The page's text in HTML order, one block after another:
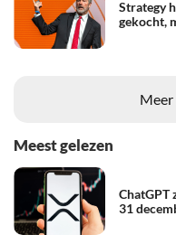
Strategy
gekocht,
Meest gelezen
ChatGPT
31